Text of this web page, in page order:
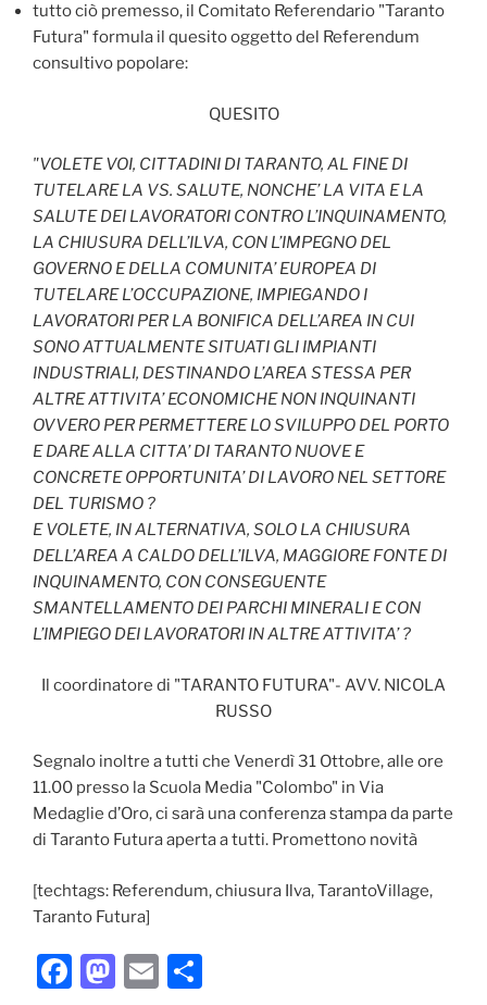
tutto ciò premesso, il Comitato Referendario "Taranto
Futura" formula il quesito oggetto del Referendum
consultivo popolare:
QUESITO
"VOLETE VOI, CITTADINI DI TARANTO, AL FINE DI
TUTELARE LA VS. SALUTE, NONCHE’ LA VITA E LA
SALUTE DEI LAVORATORI CONTRO L’INQUINAMENTO,
LA CHIUSURA DELL’ILVA, CON L’IMPEGNO DEL
GOVERNO E DELLA COMUNITA’ EUROPEA DI
TUTELARE L’OCCUPAZIONE, IMPIEGANDO I
LAVORATORI PER LA BONIFICA DELL’AREA IN CUI
SONO ATTUALMENTE SITUATI GLI IMPIANTI
INDUSTRIALI, DESTINANDO L’AREA STESSA PER
ALTRE ATTIVITA’ ECONOMICHE NON INQUINANTI
OVVERO PER PERMETTERE LO SVILUPPO DEL PORTO
E DARE ALLA CITTA’ DI TARANTO NUOVE E
CONCRETE OPPORTUNITA’ DI LAVORO NEL SETTORE
DEL TURISMO ?
E VOLETE, IN ALTERNATIVA, SOLO LA CHIUSURA
DELL’AREA A CALDO DELL’ILVA, MAGGIORE FONTE DI
INQUINAMENTO, CON CONSEGUENTE
SMANTELLAMENTO DEI PARCHI MINERALI E CON
L’IMPIEGO DEI LAVORATORI IN ALTRE ATTIVITA’ ?
Il coordinatore di "TARANTO FUTURA"- AVV. NICOLA
RUSSO
Segnalo inoltre a tutti che Venerdì 31 Ottobre, alle ore
11.00 presso la Scuola Media "Colombo" in Via
Medaglie d’Oro, ci sarà una conferenza stampa da parte
di Taranto Futura aperta a tutti. Promettono novità
[techtags: Referendum, chiusura Ilva, TarantoVillage,
Taranto Futura]
F
M E